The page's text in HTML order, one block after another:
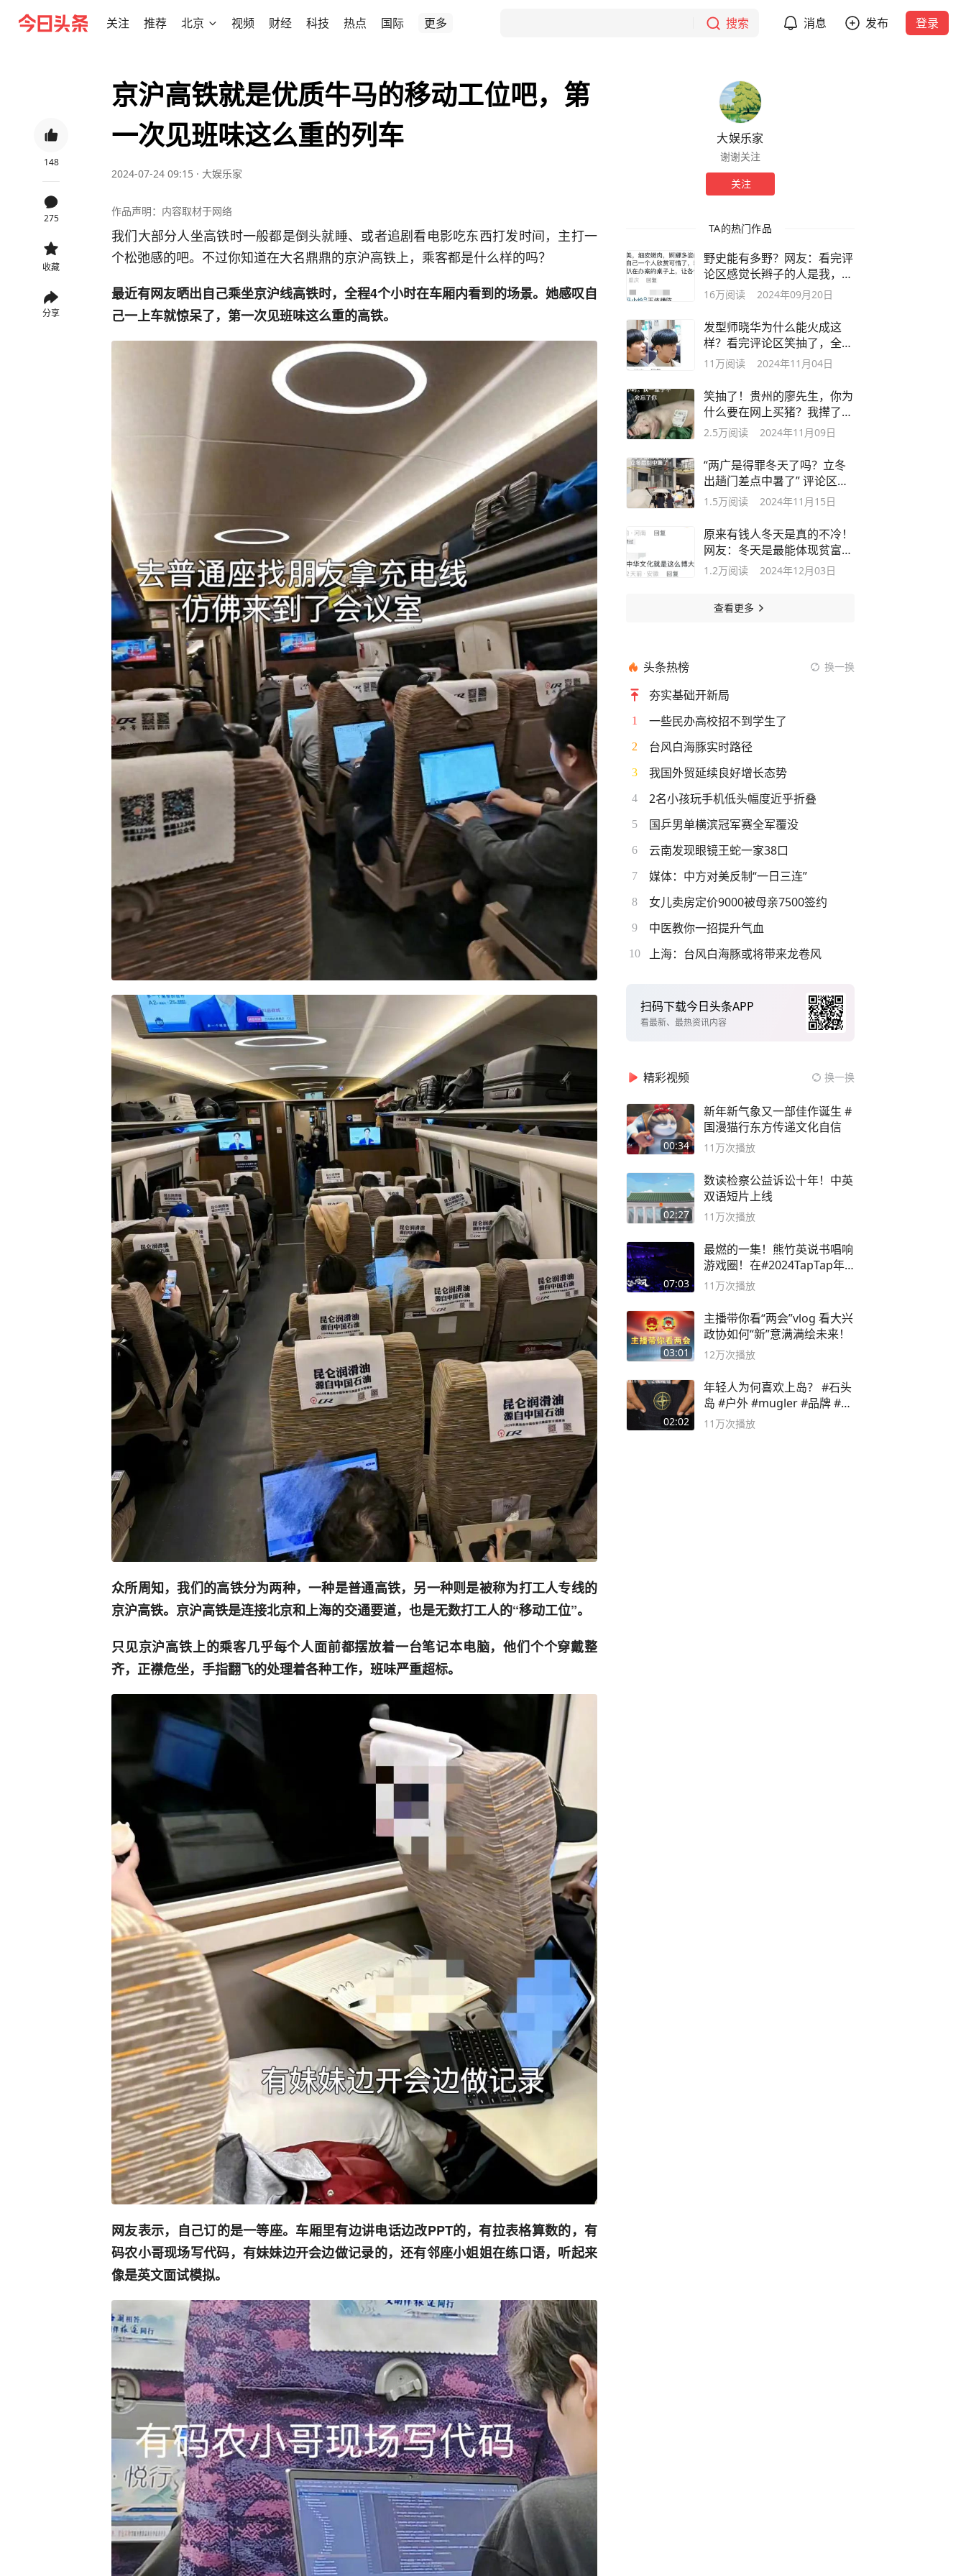
关注 推荐 北京 视频 财经 科技 热点 国际 更多 搜索 消息 发布 登录
148
275
收藏
分享
京沪高铁就是优质牛马的移动工位吧，第
一次见班味这么重的列车
2024-07-24 09:15 · 大娱乐家
作品声明：内容取材于网络
我们大部分人坐高铁时一般都是倒头就睡、或者追剧看电影吃东西打发时间，主打一
个松弛感的吧。不过你知道在大名鼎鼎的京沪高铁上，乘客都是什么样的吗？
最近有网友晒出自己乘坐京沪线高铁时，全程4个小时在车厢内看到的场景。她感叹自
己一上车就惊呆了，第一次见班味这么重的高铁。
众所周知，我们的高铁分为两种，一种是普通高铁，另一种则是被称为打工人专线的
京沪高铁。京沪高铁是连接北京和上海的交通要道，也是无数打工人的“移动工位”。
只见京沪高铁上的乘客几乎每个人面前都摆放着一台笔记本电脑，他们个个穿戴整
齐，正襟危坐，手指翻飞的处理着各种工作，班味严重超标。
网友表示，自己订的是一等座。车厢里有边讲电话边改PPT的，有拉表格算数的，有
码农小哥现场写代码，有妹妹边开会边做记录的，还有邻座小姐姐在练口语，听起来
像是英文面试模拟。
大娱乐家
谢谢关注
关注
TA的热门作品
野史能有多野？网友：看完评
论区感觉长辫子的人是我，太
炸裂了！
16万阅读 2024年09月20日
发型师晓华为什么能火成这
样？看完评论区笑抽了，全靠
同行衬托
11万阅读 2024年11月04日
笑抽了！贵州的廖先生，你为
什么要在网上买猪？我撵了一
路！
2.5万阅读 2024年11月09日
“两广是得罪冬天了吗？立冬
出趟门差点中暑了” 评论区笑
麻了
1.5万阅读 2024年11月15日
原来有钱人冬天是真的不冷！
网友：冬天是最能体现贫富差
距的季节
1.2万阅读 2024年12月03日
查看更多
头条热榜 换一换
夯实基础开新局
1 一些民办高校招不到学生了
2 台风白海豚实时路径
3 我国外贸延续良好增长态势
4 2名小孩玩手机低头幅度近乎折叠
5 国乒男单横滨冠军赛全军覆没
6 云南发现眼镜王蛇一家38口
7 媒体：中方对美反制“一日三连”
8 女儿卖房定价9000被母亲7500签约
9 中医教你一招提升气血
10 上海：台风白海豚或将带来龙卷风
扫码下载今日头条APP
看最新、最热资讯内容
精彩视频 换一换
00:34
新年新气象又一部佳作诞生 #
国漫猫行东方传递文化自信
11万次播放
02:27
数读检察公益诉讼十年！中英
双语短片上线
11万次播放
07:03
最燃的一集！熊竹英说书唱响
游戏圈！在#2024TapTap年
度游戏大赏
11万次播放
03:01
主播带你看“两会”vlog 看大兴
政协如何“新”意满满绘未来！
12万次播放
02:02
年轻人为何喜欢上岛？ #石头
岛 #户外 #mugler #品牌 #足
球流氓
11万次播放